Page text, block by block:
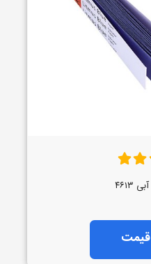
قیمت